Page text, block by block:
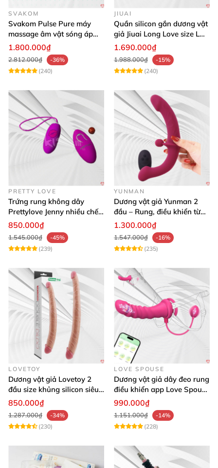
SVAKOM
Svakom Pulse Pure máy
massage âm vật sóng áp
lực điều khiển app cao cấp
1.800.000₫
2.812.000₫
-36%
(240)
JIUAI
Quần silicon gắn dương vật
giả Jiuai Long Love size L
cho nữ les
1.690.000₫
1.988.000₫
-15%
(240)
PRETTY LOVE
Trứng rung không dây
Prettylove Jenny nhiều chế
độ rung silicone Nhật
850.000₫
1.545.000₫
-45%
(239)
YUNMAN
Dương vật giả Yunman 2
đầu – Rung, điều khiển từ
xa cho les cực phê
1.300.000₫
1.547.000₫
-16%
(235)
LOVETOY
Dương vật giả Lovetoy 2
đầu size khủng silicon siêu
mềm có thể uốn
850.000₫
1.287.000₫
-34%
(230)
LOVE SPOUSE
Dương vật giả dây đeo rung
điều khiển app Love Spouse
thỏa mãn
990.000₫
1.151.000₫
-14%
(228)